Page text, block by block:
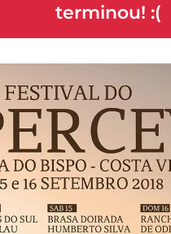
terminou! :(